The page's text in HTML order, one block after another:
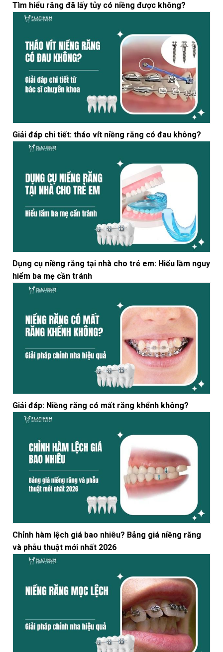
Tìm hiểu răng đã lấy tủy có niềng được không?
Giải đáp chi tiết: tháo vít niềng răng có đau không?
Dụng cụ niềng răng tại nhà cho trẻ em: Hiểu lầm nguy
hiểm ba mẹ cần tránh
Giải đáp: Niềng răng có mất răng khểnh không?
Chỉnh hàm lệch giá bao nhiêu? Bảng giá niềng răng
và phẫu thuật mới nhất 2026